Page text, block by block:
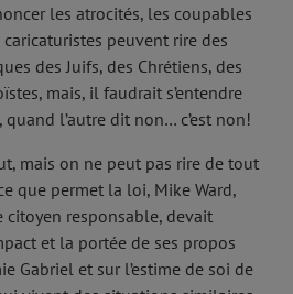
les atrocités, les coupables
peuvent rire des
des Juifs, des Chrétiens, des
mais, il faudrait s’entendre
l’autre dit non… c’est non!
mais on ne peut pas rire de tout
que permet la loi, Mike Ward,
citoyen responsable, devait
et la portée de ses propos
Gabriel et sur l’estime de soi de